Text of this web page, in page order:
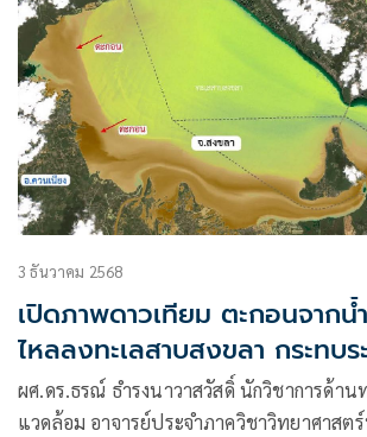
3 ธันวาคม 2568
เปิดภาพดาวเทียม ตะกอนจาก
ไหลลงทะเลสาบสงขลา กระทบ
ผศ.ดร.ธรณ์ ธำรงนาวาสวัสดิ์ นักวิชาการด้าน
แวดล้อม อาจารย์ประจำภาควิชาวิทยาศาสต